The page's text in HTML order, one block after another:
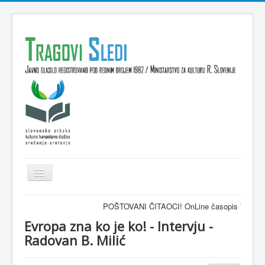
Isključi
navigaciju
VESTI
KULTURA
POŠTOVANI ČITAOCI! OnLine časopis TRAGOVI-
Evropa zna ko je ko! - Intervju -
Radovan B. Milić